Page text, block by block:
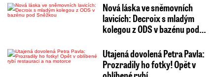
Nová láska ve sněmovních
lavicích: Decroix s mladým
kolegou z ODS v bazénu pod…
Utajená dovolená Petra Pavla:
Prozradily ho fotky! Opět v